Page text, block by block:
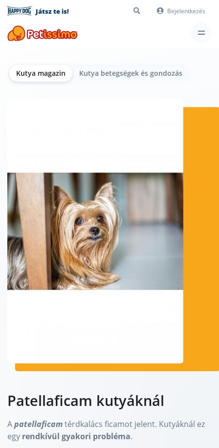
Játsz te is! Bejelentkezés
Kutya magazin Kutya betegségek és gondozás
Patellaficam kutyáknál
Apatellaficamtérdkalács ficamot jelent. Kutyáknál ez
egy rendkívül gyakori probléma.